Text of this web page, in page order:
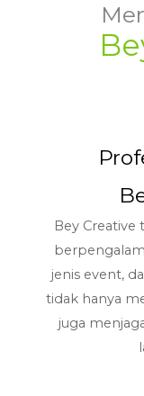
Bey
jenis event,
tidak hanya
juga